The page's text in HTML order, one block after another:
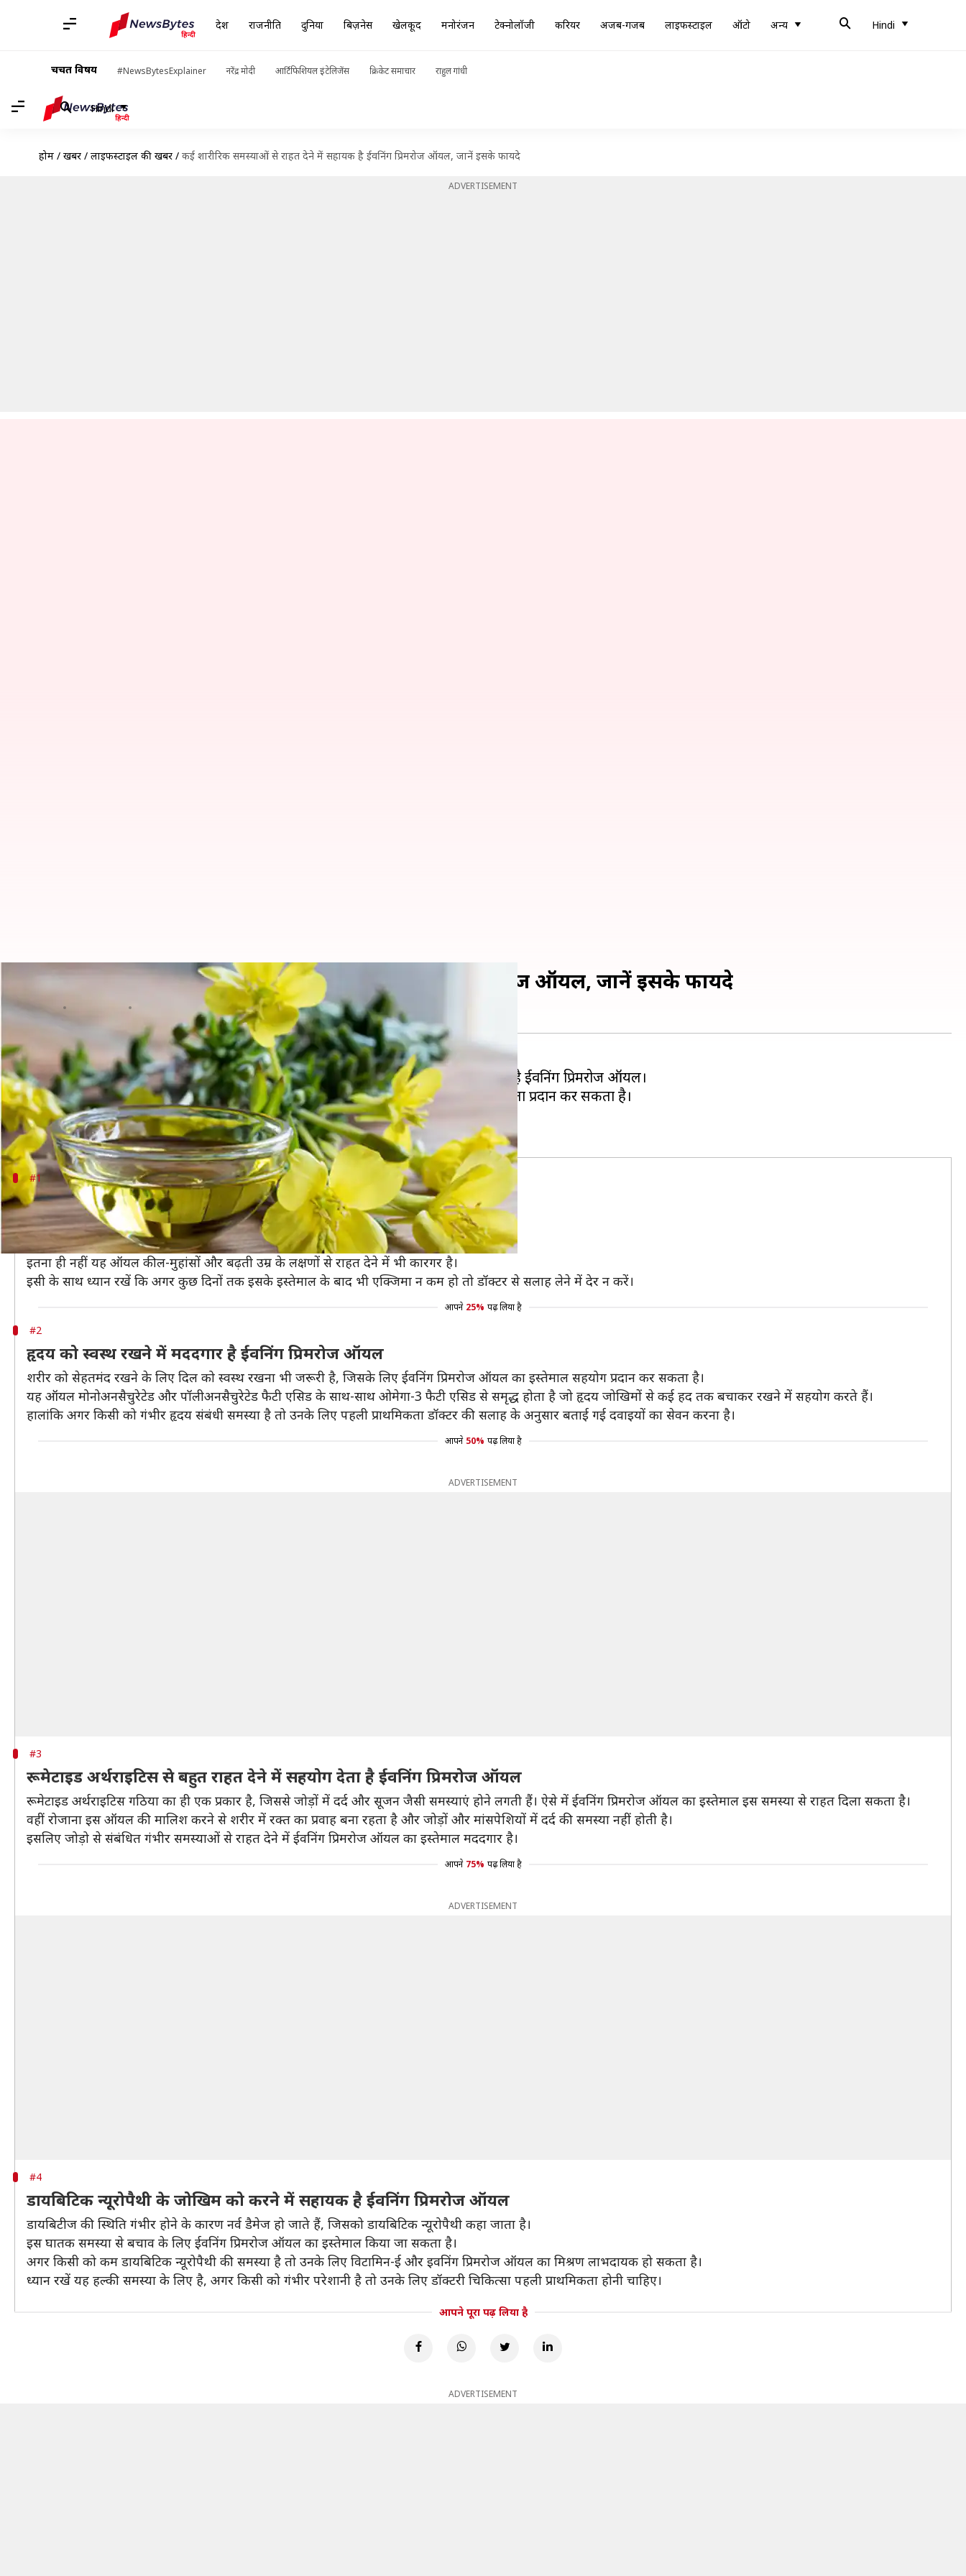
देश राजनीति दुनिया बिज़नेस खेलकूद मनोरंजन टेक्नोलॉजी करियर अजब-गजब लाइफस्टाइल ऑटो अन्य Hindi
चर्चित विषय #NewsBytesExplainer नरेंद्र मोदी आर्टिफिशियल इंटेलिजेंस क्रिकेट समाचार राहुल गांधी
Hindi
होम / खबरें / लाइफस्टाइल की खबरें / कई शारीरिक समस्याओं से राहत देने में सहायक है ईवनिंग प्रिमरोज ऑयल, जानें इसके फायदे
ADVERTISEMENT
कई शारीरिक समस्याओं से राहत देने में सहायक है ईवनिंग प्रिमरोज ऑयल, जानें इसके फायदे
लेखन
क्या है खबर?
देसी जड़ी-बूटियों के साथ-साथ देश में विदेशी प्राकृतिक औषधियां भी काफी मशहूर हैं। इन्हीं में एक है ईवनिंग प्रिमरोज ऑयल।
कई पोषक गुणों से भरपूर ऑयल शरीर की कई छोटी-बड़ी समस्याओं से भी निजात दिलाने में सहायता प्रदान कर सकता है।
हालांकि कई लोगों के लिए यह नाम नया हो सकता है।
#1
त्वचा संबंधी समस्याओं से राहत देने में कारगर है प्रिमरोज ऑयल
एक्जिमा एक त्वचा संबंधी समस्या है, जिससे त्वचा पर सूजन, खुजली और रैशेज होने लगते हैं।
कई अध्ययन के मुताबिक इस समस्या से राहत देने प्रिमरोज ऑयल का इस्तेमाल फायदेमंद हो सकता है।
इतना ही नहीं यह ऑयल कील-मुहांसों और बढ़ती उम्र के लक्षणों से राहत देने में भी कारगर है।
इसी के साथ ध्यान रखें कि अगर कुछ दिनों तक इसके इस्तेमाल के बाद भी एक्जिमा न कम हो तो डॉक्टर से सलाह लेने में देर न करें।
आपने 25% पढ़ लिया है
#2
हृदय को स्वस्थ रखने में मददगार है ईवनिंग प्रिमरोज ऑयल
शरीर को सेहतमंद रखने के लिए दिल को स्वस्थ रखना भी जरूरी है, जिसके लिए ईवनिंग प्रिमरोज ऑयल का इस्तेमाल सहयोग प्रदान कर सकता है।
यह ऑयल मोनोअनसैचुरेटेड और पॉलीअनसैचुरेटेड फैटी एसिड के साथ-साथ ओमेगा-3 फैटी एसिड से समृद्ध होता है जो हृदय जोखिमों से कई हद तक बचाकर रखने में सहयोग करते हैं।
हालांकि अगर किसी को गंभीर हृदय संबंधी समस्या है तो उनके लिए पहली प्राथमिकता डॉक्टर की सलाह के अनुसार बताई गई दवाइयों का सेवन करना है।
आपने 50% पढ़ लिया है
ADVERTISEMENT
#3
रूमेटाइड अर्थराइटिस से बहुत राहत देने में सहयोग देता है ईवनिंग प्रिमरोज ऑयल
रूमेटाइड अर्थराइटिस गठिया का ही एक प्रकार है, जिससे जोड़ों में दर्द और सूजन जैसी समस्याएं होने लगती हैं। ऐसे में ईवनिंग प्रिमरोज ऑयल का इस्तेमाल इस समस्या से राहत दिला सकता है।
वहीं रोजाना इस ऑयल की मालिश करने से शरीर में रक्त का प्रवाह बना रहता है और जोड़ों और मांसपेशियों में दर्द की समस्या नहीं होती है।
इसलिए जोड़ो से संबंधित गंभीर समस्याओं से राहत देने में ईवनिंग प्रिमरोज ऑयल का इस्तेमाल मददगार है।
आपने 75% पढ़ लिया है
ADVERTISEMENT
#4
डायबिटिक न्यूरोपैथी के जोखिम को करने में सहायक है ईवनिंग प्रिमरोज ऑयल
डायबिटीज की स्थिति गंभीर होने के कारण नर्व डैमेज हो जाते हैं, जिसको डायबिटिक न्यूरोपैथी कहा जाता है।
इस घातक समस्या से बचाव के लिए ईवनिंग प्रिमरोज ऑयल का इस्तेमाल किया जा सकता है।
अगर किसी को कम डायबिटिक न्यूरोपैथी की समस्या है तो उनके लिए विटामिन-ई और इवनिंग प्रिमरोज ऑयल का मिश्रण लाभदायक हो सकता है।
ध्यान रखें यह हल्की समस्या के लिए है, अगर किसी को गंभीर परेशानी है तो उनके लिए डॉक्टरी चिकित्सा पहली प्राथमिकता होनी चाहिए।
आपने पूरा पढ़ लिया है
ADVERTISEMENT